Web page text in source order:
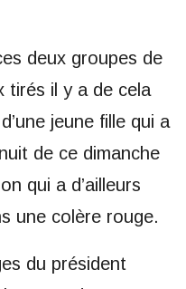
deux groupes de
tirés il y a de cela
jeune fille qui a
de ce dimanche
qui a d’ailleurs
une colère rouge.
du président